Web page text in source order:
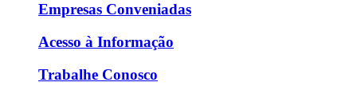
Empresas Conveniadas
Acesso à Informação
Trabalhe Conosco